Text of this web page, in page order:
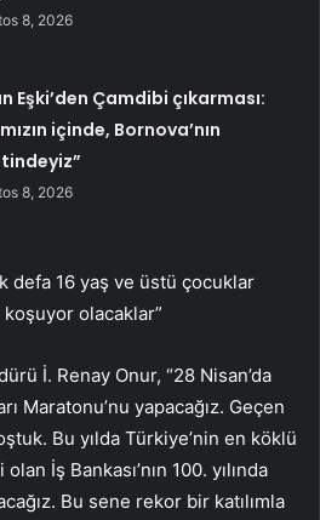
8, 2026
Eşki’den Çamdibi çıkarması:
içinde, Bornova’nın
8, 2026
defa 16 yaş ve üstü çocuklar
olacaklar”
İ. Renay Onur, “28 Nisan’da
Maratonu’nu yapacağız. Geçen
Bu yılda Türkiye’nin en köklü
İş Bankası’nın 100. yılında
Bu sene rekor bir katılımla